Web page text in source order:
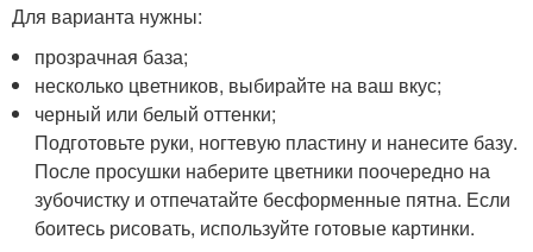
Для варианта нужны:
прозрачная база;
несколько цветников, выбирайте на ваш вкус;
черный или белый оттенки;
Подготовьте руки, ногтевую пластину и нанесите базу.
После просушки наберите цветники поочередно на
зубочистку и отпечатайте бесформенные пятна. Если
боитесь рисовать, используйте готовые картинки.